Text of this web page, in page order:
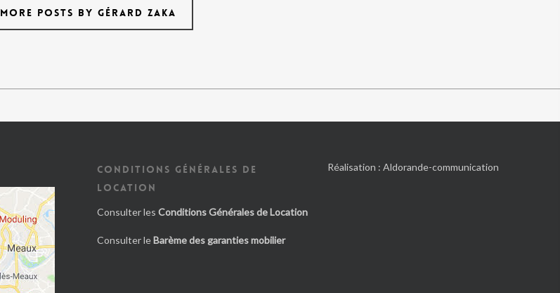
MORE POSTS BY GÉRARD ZAKA
CONDITIONS GÉNÉRALES DE
LOCATION
Consulter les Conditions Générales de Location
Consulter leBarème des garanties mobilier
Réalisation :Aldorande-communication